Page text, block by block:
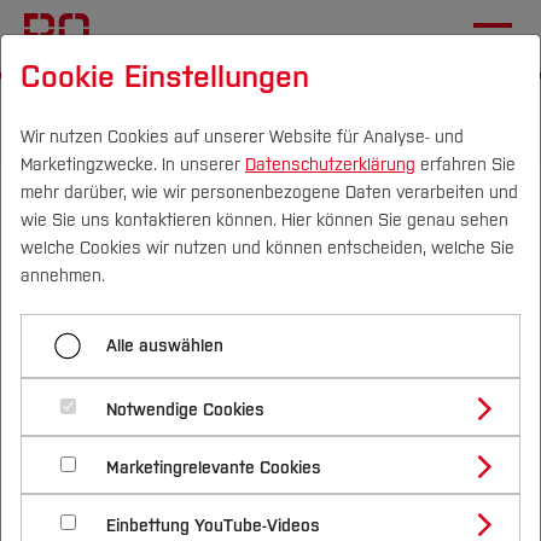
Campus Personen DE|EN Quicklinks
Studium
Studienangebote
Bachelorstudiengänge
Masterstudiengänge
Vor dem Studium
Bewerben & Einschreiben
Bewerbungsportal
Im Studium
Studienbüros und Prüfungen
Nach dem Studium
Forschung & Transfer
Profil
Forschungs- und Transferprofil
Schwerpunkte (FuT)
Beratung & Förderung
Nachhaltigkeit
Nachhaltigkeit studieren
International
Studienorientierung
Vielen Dank für Ihr Feedback!
Cookie Einstellungen
Wir nutzen Cookies auf unserer Website für Analyse- und
Marketingzwecke. In unserer Datenschutzerklärung erfahren Sie
mehr darüber, wie wir personenbezogene Daten verarbeiten und
wie Sie uns kontaktieren können. Hier können Sie genau sehen
welche Cookies wir nutzen und können entscheiden, welche Sie
annehmen.
Alle auswählen
Notwendige Cookies
Marketingrelevante Cookies
Einbettung YouTube-Videos